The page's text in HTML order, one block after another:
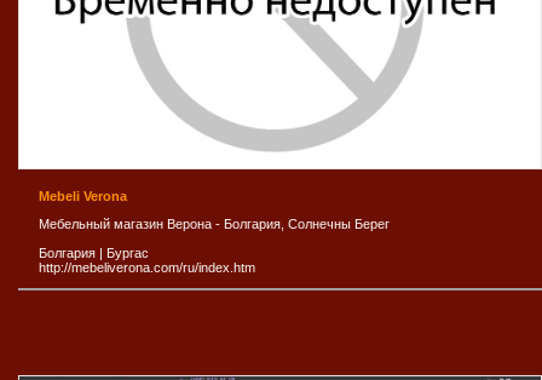
Mebeli Verona
Мебельный магазин Верона - Болгария, Солнечны Берег
Болгария | Бургас
http://mebeliverona.com/ru/index.htm